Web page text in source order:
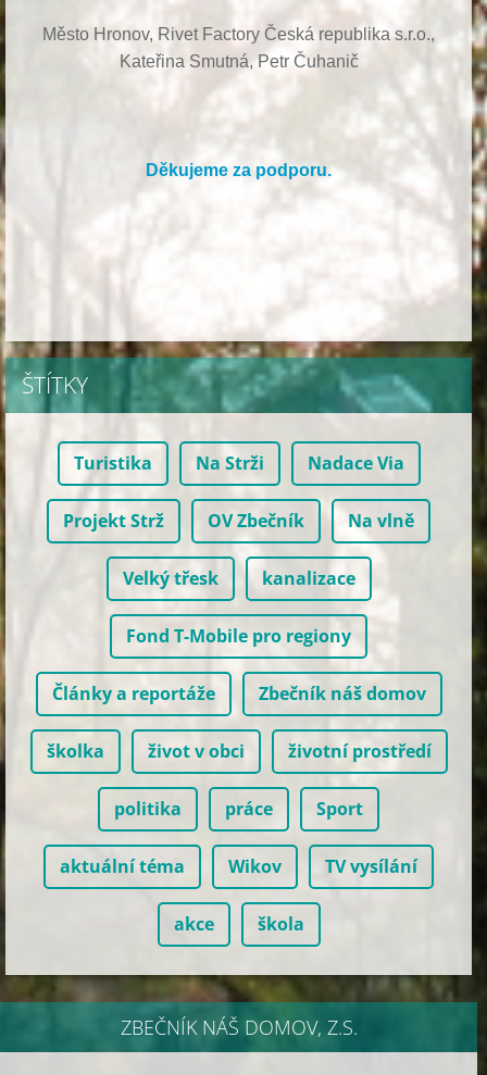
Město Hronov, Rivet Factory Česká republika s.r.o.,
Kateřina Smutná, Petr Čuhanič
Děkujeme za podporu.
ŠTÍTKY
Turistika Na Strži Nadace Via
Projekt Strž OV Zbečník Na vlně
Velký třesk kanalizace
Fond T-Mobile pro regiony
Články a reportáže Zbečník náš domov
školka život v obci životní prostředí
politika práce Sport
aktuální téma Wikov TV vysílání
akce škola
ZBEČNÍK NÁŠ DOMOV, Z.S.